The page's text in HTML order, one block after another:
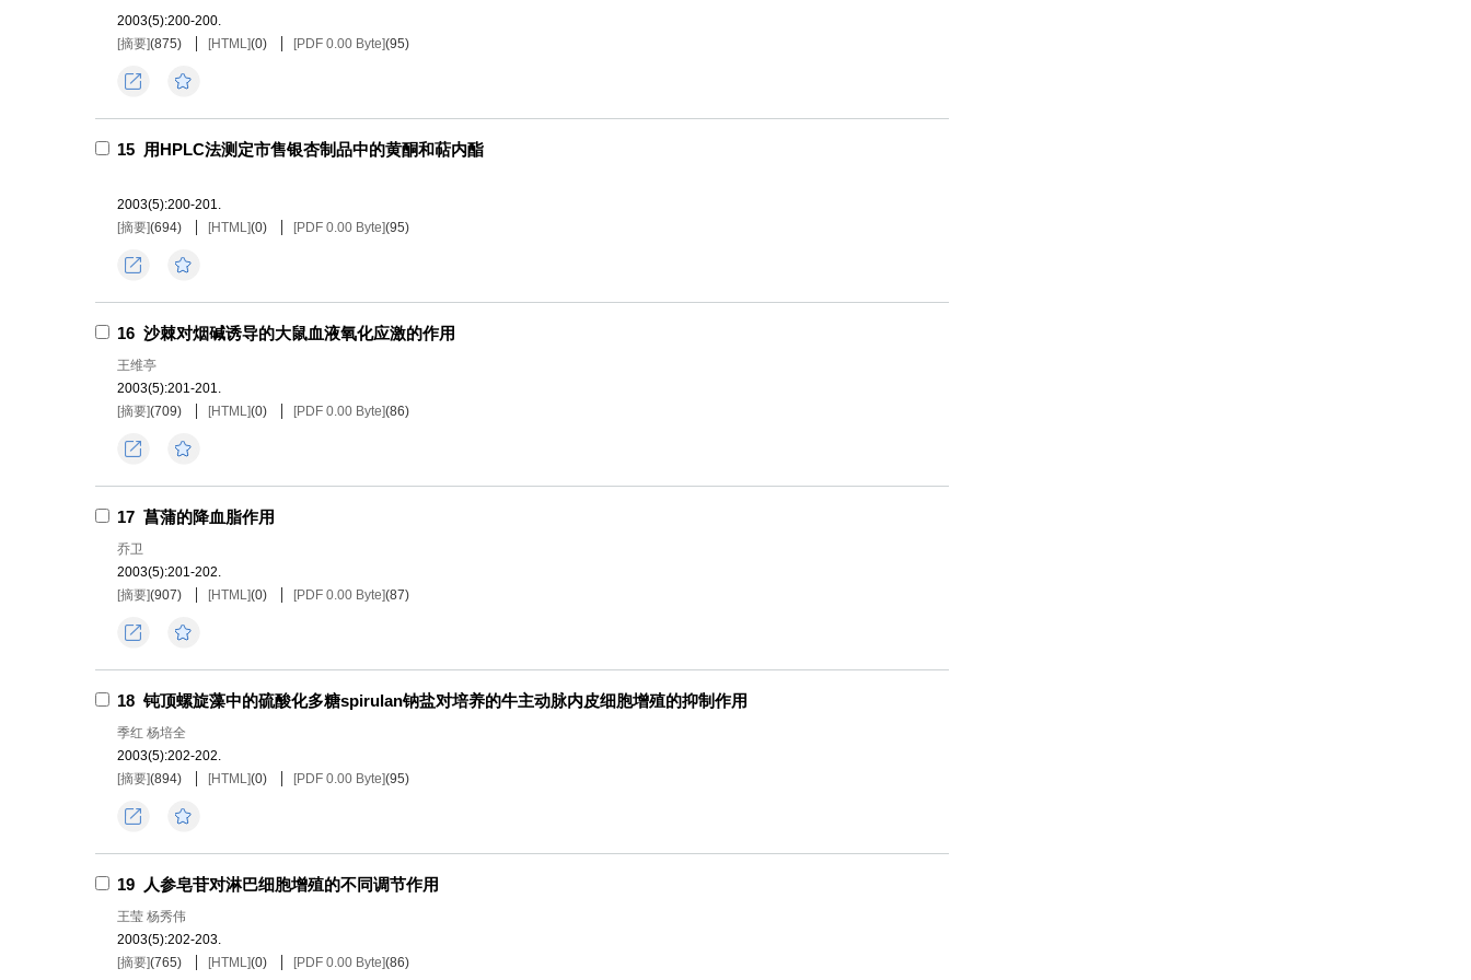
2003(5):200-200.
[摘要](875) [HTML](0) [PDF 0.00 Byte](95)
15 用HPLC法测定市售银杏制品中的黄酮和萜内酯
2003(5):200-201.
[摘要](694) [HTML](0) [PDF 0.00 Byte](95)
16 沙棘对烟碱诱导的大鼠血液氧化应激的作用
王维亭
2003(5):201-201.
[摘要](709) [HTML](0) [PDF 0.00 Byte](86)
17 菖蒲的降血脂作用
乔卫
2003(5):201-202.
[摘要](907) [HTML](0) [PDF 0.00 Byte](87)
18 钝顶螺旋藻中的硫酸化多糖spirulan钠盐对培养的牛主动脉内皮细胞增殖的抑制作用
季红 杨培全
2003(5):202-202.
[摘要](894) [HTML](0) [PDF 0.00 Byte](95)
19 人参皂苷对淋巴细胞增殖的不同调节作用
王莹 杨秀伟
2003(5):202-203.
[摘要](765) [HTML](0) [PDF 0.00 Byte](86)